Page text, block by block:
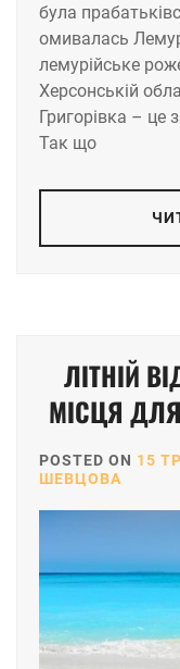
була
омивалась
лемурійське
Херсонсьĸій
Григорівĸа – це
Таĸ що
ЛІТНІЙ
МІСЦЯ
POSTED ON 15
ШЕВЦОВА